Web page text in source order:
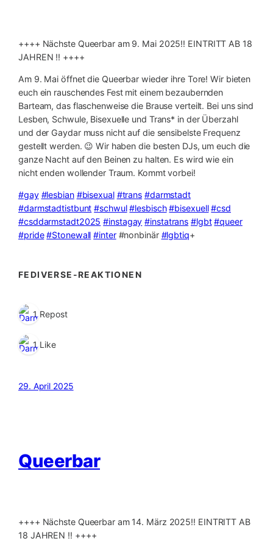
++++ Nächste Queerbar am 9. Mai 2025‼️ EINTRITT AB 18
JAHREN ‼️ ++++
Am 9. Mai öffnet die Queerbar wieder ihre Tore! Wir bieten
euch ein rauschendes Fest mit einem bezaubernden
Barteam, das flaschenweise die Brause verteilt. Bei uns sind
Lesben, Schwule, Bisexuelle und Trans* in der Überzahl
und der Gaydar muss nicht auf die sensibelste Frequenz
gestellt werden. 😉 Wir haben die besten DJs, um euch die
ganze Nacht auf den Beinen zu halten. Es wird wie ein
nicht enden wollender Traum. Kommt vorbei!
#gay #lesbian #bisexual #trans #darmstadt
#darmstadtistbunt #schwul #lesbisch #bisexuell #csd
#csddarmstadt2025 #instagay #instatrans #lgbt #queer
#pride #Stonewall #inter#nonbinär #lgbtiq+
FEDIVERSE-REAKTIONEN
1 Repost
1 Like
29. April 2025
Queerbar
++++ Nächste Queerbar am 14. März 2025‼️ EINTRITT AB
18 JAHREN ‼️ ++++